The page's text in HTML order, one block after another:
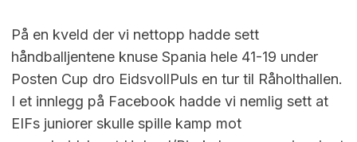
På en kveld der vi nettopp hadde sett
håndballjentene knuse Spania hele 41-19 under
Posten Cup dro EidsvollPuls en tur til Råholthallen.
I et innlegg på Facebook hadde vi nemlig sett at
EIFs juniorer skulle spille kamp mot